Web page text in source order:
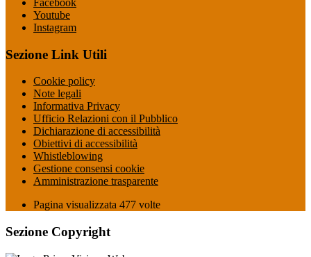
Facebook
Youtube
Instagram
Sezione Link Utili
Cookie policy
Note legali
Informativa Privacy
Ufficio Relazioni con il Pubblico
Dichiarazione di accessibilità
Obiettivi di accessibilità
Whistleblowing
Gestione consensi cookie
Amministrazione trasparente
Pagina visualizzata 477 volte
Sezione Copyright